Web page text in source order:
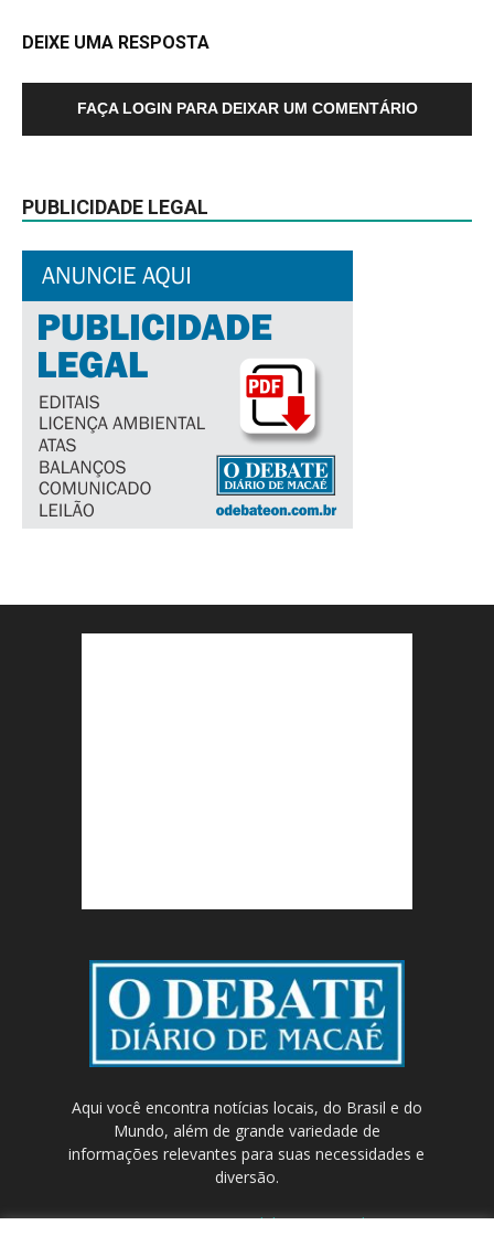
DEIXE UMA RESPOSTA
FAÇA LOGIN PARA DEIXAR UM COMENTÁRIO
PUBLICIDADE LEGAL
Aqui você encontra notícias locais, do Brasil e do
Mundo, além de grande variedade de
informações relevantes para suas necessidades e
diversão.
Contato:contato@odebateon.com.br /